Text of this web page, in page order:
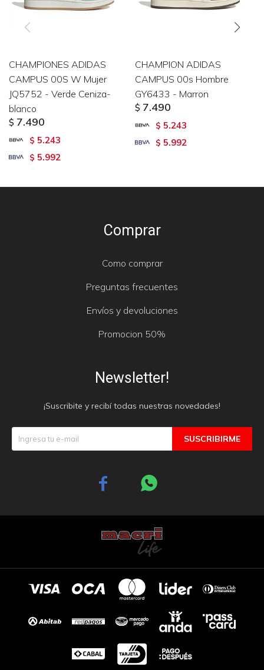
CHAMPIONES ADIDAS
CAMPUS 00S W Mujer
JQ5752 - Verde Ceniza-
blanco
$ 7.490
$ 5.243
$ 5.992
CHAMPION ADIDAS
CAMPUS 00s Hombre
GY6433 - Marron
$ 7.490
$ 5.243
$ 5.992
Comprar
Como comprar
Preguntas frecuentes
Envíos y devoluciones
Promocion 50%
Newsletter!
¡Suscribite y recibí todas nuestras novedades!
SUSCRIBIRME
 